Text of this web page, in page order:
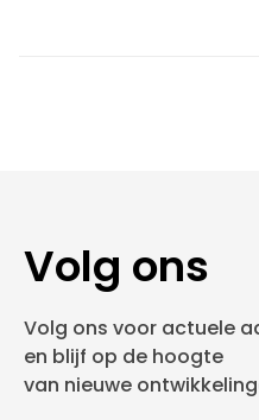
Volg ons
Volg ons voor actuele
en blijf op de hoogte
van nieuwe